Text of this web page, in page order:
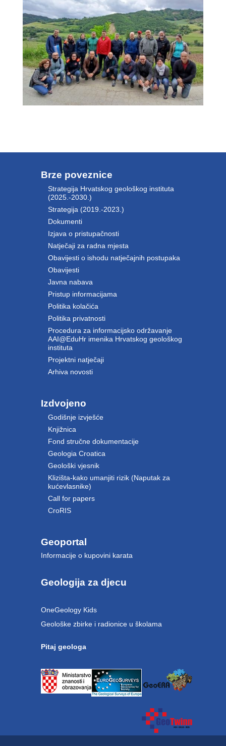
Brze poveznice
Strategija Hrvatskog geološkog instituta
(2025.-2030.)
Strategija (2019.-2023.)
Dokumenti
Izjava o pristupačnosti
Natječaji za radna mjesta
Obavijesti o ishodu natječajnih postupaka
Obavijesti
Javna nabava
Pristup informacijama
Politika kolačića
Politika privatnosti
Procedura za informacijsko održavanje
AAI@EduHr imenika Hrvatskog geološkog
instituta
Projektni natječaji
Arhiva novosti
Izdvojeno
Godišnje izvješće
Knjižnica
Fond stručne dokumentacije
Geologia Croatica
Geološki vjesnik
Klizišta-kako umanjiti rizik (Naputak za
kućevlasnike)
Call for papers
CroRIS
Geoportal
Informacije o kupovini karata
Geologija za djecu
OneGeology Kids
Geološke zbirke i radionice u školama
Pitaj geologa